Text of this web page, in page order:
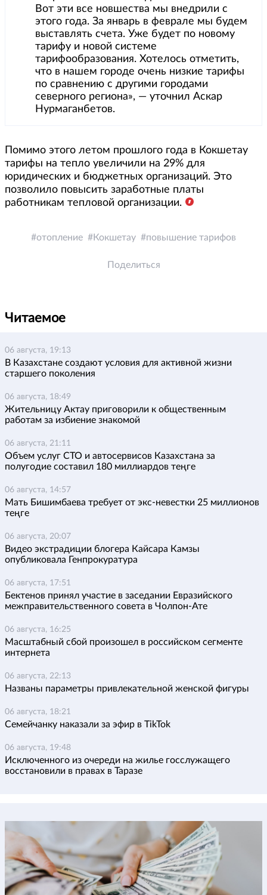
Вот эти все новшества мы внедрили с
этого года. За январь в феврале мы будем
выставлять счета. Уже будет по новому
тарифу и новой системе
тарифообразования. Хотелось отметить,
что в нашем городе очень низкие тарифы
по сравнению с другими городами
северного региона», — уточнил Аскар
Нурмаганбетов.
Помимо этого летом прошлого года в Кокшетау
тарифы на тепло увеличили на 29% для
юридических и бюджетных организаций. Это
позволило повысить заработные платы
работникам тепловой организации.
отопление Кокшетау повышение тарифов
Поделиться
Читаемое
06 августа, 19:13
В Казахстане создают условия для активной жизни
старшего поколения
06 августа, 18:49
Жительницу Актау приговорили к общественным
работам за избиение знакомой
06 августа, 21:11
Объем услуг СТО и автосервисов Казахстана за
полугодие составил 180 миллиардов теңге
06 августа, 14:57
Мать Бишимбаева требует от экс-невестки 25 миллионов
теңге
06 августа, 20:07
Видео экстрадиции блогера Кайсара Камзы
опубликовала Генпрокуратура
06 августа, 17:51
Бектенов принял участие в заседании Евразийского
межправительственного совета в Чолпон-Ате
06 августа, 16:25
Масштабный сбой произошел в российском сегменте
интернета
06 августа, 22:13
Названы параметры привлекательной женской фигуры
06 августа, 18:21
Семейчанку наказали за эфир в TikTok
06 августа, 19:48
Исключенного из очереди на жилье госслужащего
восстановили в правах в Таразе